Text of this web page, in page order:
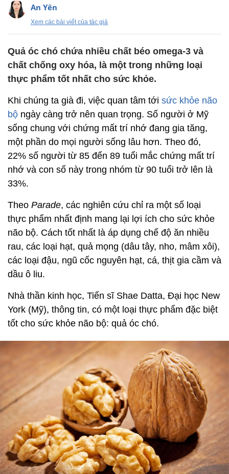
An Yên
Xem các bài viết của tác giả
Quả óc chó chứa nhiều chất béo omega-3 và
chất chống oxy hóa, là một trong những loại
thực phẩm tốt nhất cho sức khỏe.
Khi chúng ta già đi, việc quan tâm tới sức khỏe não
bộ ngày càng trở nên quan trọng. Số người ở Mỹ
sống chung với chứng mất trí nhớ đang gia tăng,
một phần do mọi người sống lâu hơn. Theo đó,
22% số người từ 85 đến 89 tuổi mắc chứng mất trí
nhớ và con số này trong nhóm từ 90 tuổi trở lên là
33%.
Theo Parade, các nghiên cứu chỉ ra một số loại
thực phẩm nhất định mang lại lợi ích cho sức khỏe
não bộ. Cách tốt nhất là áp dụng chế độ ăn nhiều
rau, các loại hạt, quả mọng (dâu tây, nho, mâm xôi),
các loại đậu, ngũ cốc nguyên hạt, cá, thịt gia cầm và
dầu ô liu.
Nhà thần kinh học, Tiến sĩ Shae Datta, Đại học New
York (Mỹ), thông tin, có một loại thực phẩm đặc biệt
tốt cho sức khỏe não bộ: quả óc chó.